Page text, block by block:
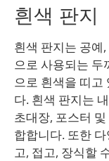
흰색 판지
흰색 판지는 공예
으로 사용되는 두
으로 흰색을 띠고
다. 흰색 판지는
초대장, 포스터
합합니다. 또한
고, 접고, 장식할